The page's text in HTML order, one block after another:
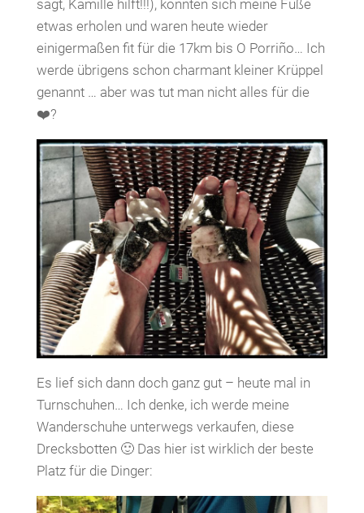
sagt, Kamille hilft!!!), konnten sich meine Füße
etwas erholen und waren heute wieder
einigermaßen fit für die 17km bis O Porriño… Ich
werde übrigens schon charmant kleiner Krüppel
genannt … aber was tut man nicht alles für die
❤️?
Es lief sich dann doch ganz gut – heute mal in
Turnschuhen… Ich denke, ich werde meine
Wanderschuhe unterwegs verkaufen, diese
Drecksbotten 🙂 Das hier ist wirklich der beste
Platz für die Dinger: